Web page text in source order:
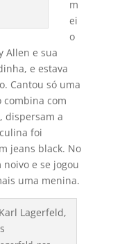
m
ei
o
Allen e sua
e estava
Cantou só uma
combina com
dispersam a
foi
jeans black. No
e se jogou
uma menina.